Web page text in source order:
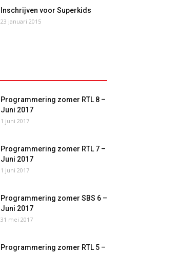
Inschrijven voor Superkids
23 januari 2015
Programmering zomer RTL 8 –
Juni 2017
1 juni 2017
Programmering zomer RTL 7 –
Juni 2017
1 juni 2017
Programmering zomer SBS 6 –
Juni 2017
31 mei 2017
Programmering zomer RTL 5 –